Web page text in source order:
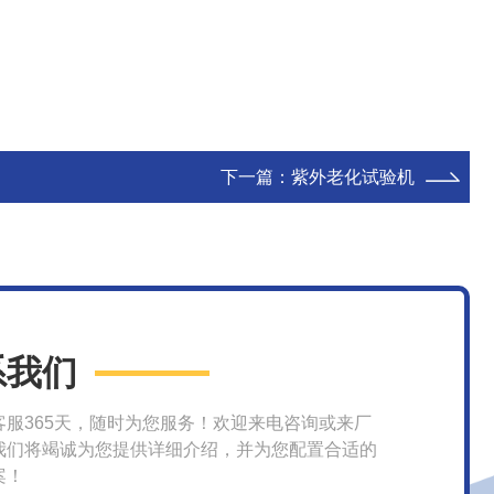
下一篇： 紫外老化试验机
们
服365天，随时为您服务！欢迎来电咨询或来厂
们将竭诚为您提供详细介绍，并为您配置合适的